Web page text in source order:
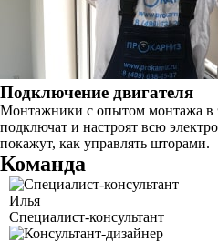
Подключение двигателя
Монтажники с опытом монтажа в
подключат и настроят всю
покажут, как управлять шторами.
Команда
Илья
Специалист-консультант